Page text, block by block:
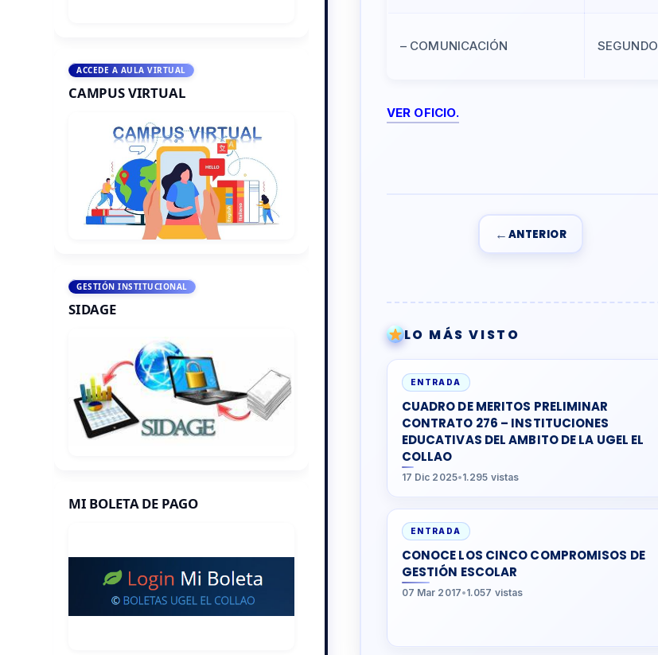
ACCEDE A AULA VIRTUAL
CAMPUS VIRTUAL
GESTIÓN INSTITUCIONAL
SIDAGE
MI BOLETA DE PAGO
– COMUNICACIÓN SEGUNDO
VER OFICIO.
← ANTERIOR
LO MÁS VISTO
ENTRADA
CUADRO DE MERITOS PRELIMINAR
CONTRATO 276 – INSTITUCIONES
EDUCATIVAS DEL AMBITO DE LA UGEL EL
COLLAO
17 Dic 2025•1.295 vistas
ENTRADA
CONOCE LOS CINCO COMPROMISOS DE
GESTIÓN ESCOLAR
07 Mar 2017•1.057 vistas